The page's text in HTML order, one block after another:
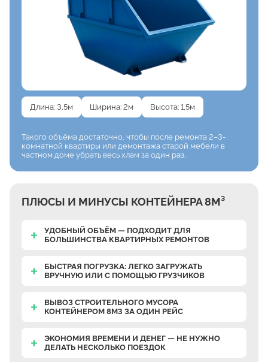
Длина: 3,5м Ширина: 2м Высота: 1,5м
Такого объёма достаточно, чтобы после ремонта 2–3-
комнатной квартиры или демонтажа старой мебели в
частном доме убрать весь хлам за один раз.
ПЛЮСЫ И МИНУСЫ КОНТЕЙНЕРА 8М³
УДОБНЫЙ ОБЪЁМ — ПОДХОДИТ ДЛЯ
БОЛЬШИНСТВА КВАРТИРНЫХ РЕМОНТОВ
БЫСТРАЯ ПОГРУЗКА: ЛЕГКО ЗАГРУЖАТЬ
ВРУЧНУЮ ИЛИ С ПОМОЩЬЮ ГРУЗЧИКОВ
ВЫВОЗ СТРОИТЕЛЬНОГО МУСОРА
КОНТЕЙНЕРОМ 8М3 ЗА ОДИН РЕЙС
ЭКОНОМИЯ ВРЕМЕНИ И ДЕНЕГ — НЕ НУЖНО
ДЕЛАТЬ НЕСКОЛЬКО ПОЕЗДОК